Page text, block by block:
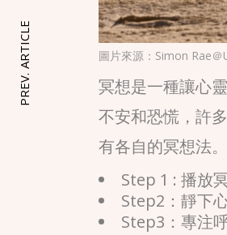
圖片來源： Simon Rae＠
冥想是一種讓心
不安和恐慌，許
有各自的冥想法
Step 1 : 播放
Step2：靜下
Step3：專注
PREV. ARTICLE